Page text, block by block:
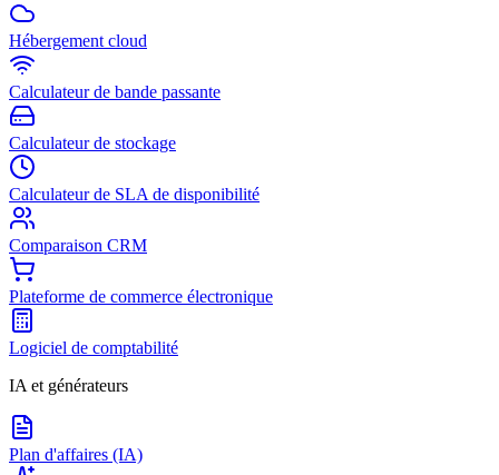
Hébergement cloud
Calculateur de bande passante
Calculateur de stockage
Calculateur de SLA de disponibilité
Comparaison CRM
Plateforme de commerce électronique
Logiciel de comptabilité
IA et générateurs
Plan d'affaires (IA)